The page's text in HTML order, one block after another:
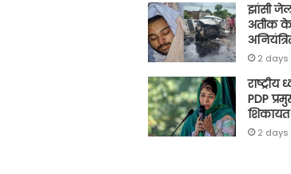
झांसी
अतीक
2
PDP
शिकायत
2